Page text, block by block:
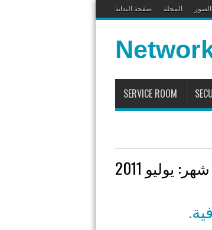
صفحة البداية المجلة
SERVICE ROOM
يوليو 2011